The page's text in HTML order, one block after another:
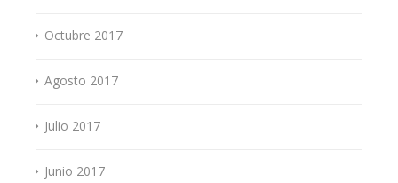
Octubre 2017
Agosto 2017
Julio 2017
Junio 2017